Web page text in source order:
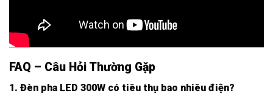
FAQ – Câu Hỏi Thường Gặp
1. Đèn pha LED 300W có tiêu thụ bao nhiêu điện?